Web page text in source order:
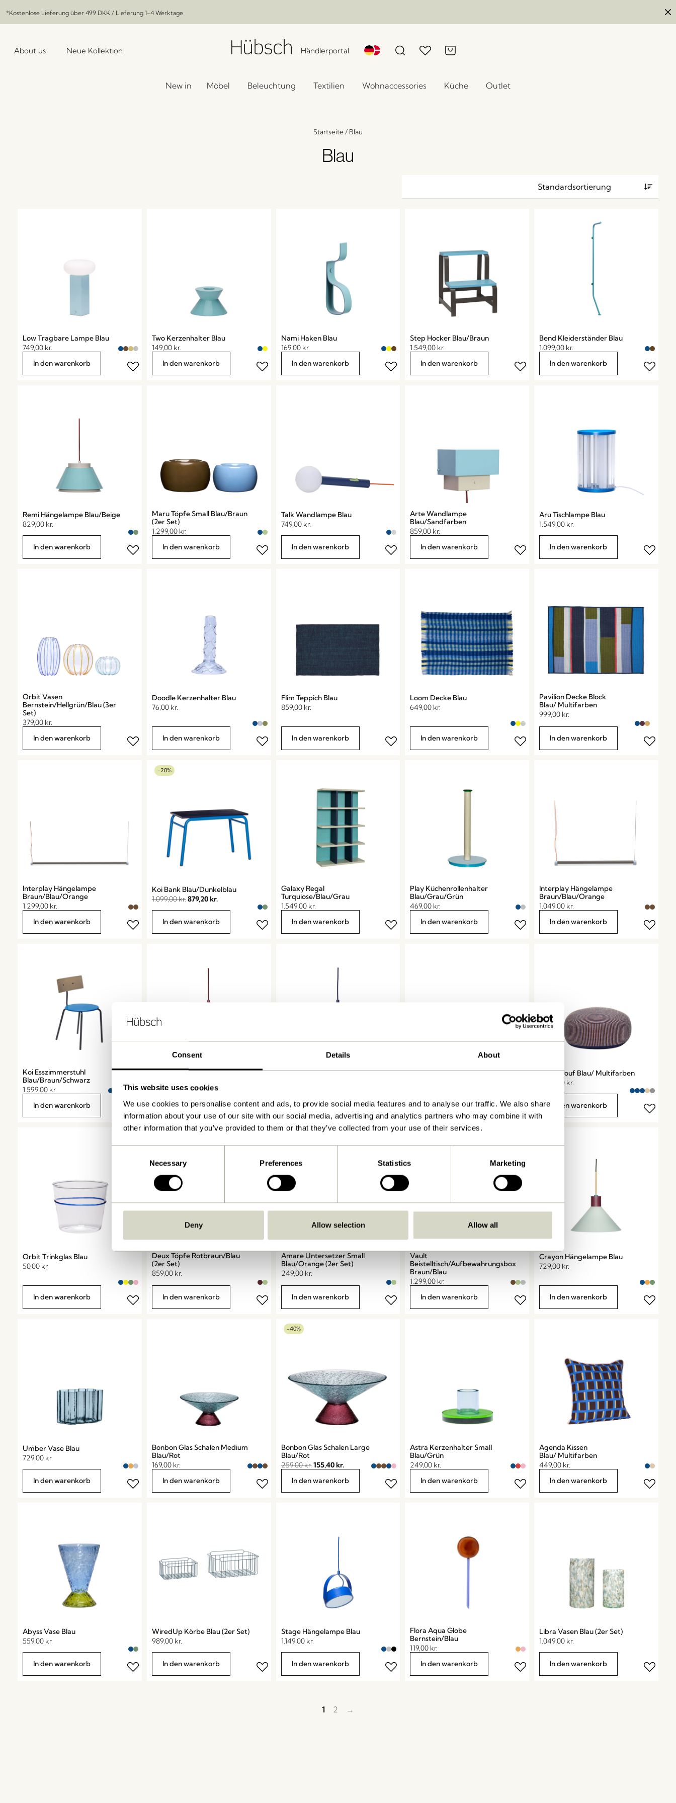
Consent Details About
This website uses cookies
We use cookies to personalise content and ads, to provide social media features and to analyse our traffic. We also share
information about your use of our site with our social media, advertising and analytics partners who may combine it with
other information that you’ve provided to them or that they’ve collected from your use of their services.
Necessary Preferences Statistics Marketing
Deny Allow selection Allow all
*Kostenlose Lieferung über 499 DKK / Lieferung 1-4 Werktage
About us Neue Kollektion Händlerportal
New in Möbel Beleuchtung Textilien Wohnaccessories Küche Outlet
Startseite/ Blau
Blau
Low Tragbare Lampe Blau
749,00 kr.
In den warenkorb
Two Kerzenhalter Blau
149,00 kr.
In den warenkorb
Nami Haken Blau
169,00 kr.
In den warenkorb
Step Hocker Blau/Braun
1.549,00 kr.
In den warenkorb
Bend Kleiderständer Blau
1.099,00 kr.
In den warenkorb
Remi Hängelampe Blau/Beige
829,00 kr.
In den warenkorb
Maru Töpfe Small Blau/Braun
(2er Set)
1.299,00 kr.
In den warenkorb
Talk Wandlampe Blau
749,00 kr.
In den warenkorb
Arte Wandlampe
Blau/Sandfarben
859,00 kr.
In den warenkorb
Aru Tischlampe Blau
1.549,00 kr.
In den warenkorb
Orbit Vasen
Bernstein/Hellgrün/Blau (3er
Set)
379,00 kr.
In den warenkorb
Doodle Kerzenhalter Blau
76,00 kr.
In den warenkorb
Flim Teppich Blau
859,00 kr.
In den warenkorb
Loom Decke Blau
649,00 kr.
In den warenkorb
Pavilion Decke Block
Blau/ Multifarben
999,00 kr.
In den warenkorb
Interplay Hängelampe
Braun/Blau/Orange
1.299,00 kr.
In den warenkorb
-20%
Koi Bank Blau/Dunkelblau
1.099,00kr.879,20kr.
In den warenkorb
Galaxy Regal
Turquiose/Blau/Grau
1.549,00 kr.
In den warenkorb
Play Küchenrollenhalter
Blau/Grau/Grün
469,00 kr.
In den warenkorb
Interplay Hängelampe
Braun/Blau/Orange
1.049,00 kr.
In den warenkorb
Koi Esszimmerstuhl
Blau/Braun/Schwarz
1.599,00 kr.
In den warenkorb
Luminary Hängelampe
619,00kr.
In den warenkorb
Luminary Hängelampe
In den warenkorb
Mush Tragbare Lampe Blau
In den warenkorb
Mochi Pouf Blau/ Multifarben
1.549,00 kr.
In den warenkorb
Orbit Trinkglas Blau
50,00 kr.
In den warenkorb
Deux Töpfe Rotbraun/Blau
(2er Set)
859,00 kr.
In den warenkorb
Amare Untersetzer Small
Blau/Orange (2er Set)
249,00 kr.
In den warenkorb
Vault
Beistelltisch/Aufbewahrungsbox
Braun/Blau
1.299,00 kr.
In den warenkorb
Crayon Hängelampe Blau
729,00 kr.
In den warenkorb
Umber Vase Blau
729,00 kr.
In den warenkorb
Bonbon Glas Schalen Medium
Blau/Rot
169,00 kr.
In den warenkorb
-40%
Bonbon Glas Schalen Large
Blau/Rot
259,00kr.155,40kr.
In den warenkorb
Astra Kerzenhalter Small
Blau/Grün
249,00 kr.
In den warenkorb
Agenda Kissen
Blau/ Multifarben
449,00 kr.
In den warenkorb
Abyss Vase Blau
559,00 kr.
In den warenkorb
WiredUp Körbe Blau (2er Set)
989,00 kr.
In den warenkorb
Stage Hängelampe Blau
1.149,00 kr.
In den warenkorb
Flora Aqua Globe
Bernstein/Blau
119,00 kr.
In den warenkorb
Libra Vasen Blau (2er Set)
1.049,00 kr.
In den warenkorb
1 2 →